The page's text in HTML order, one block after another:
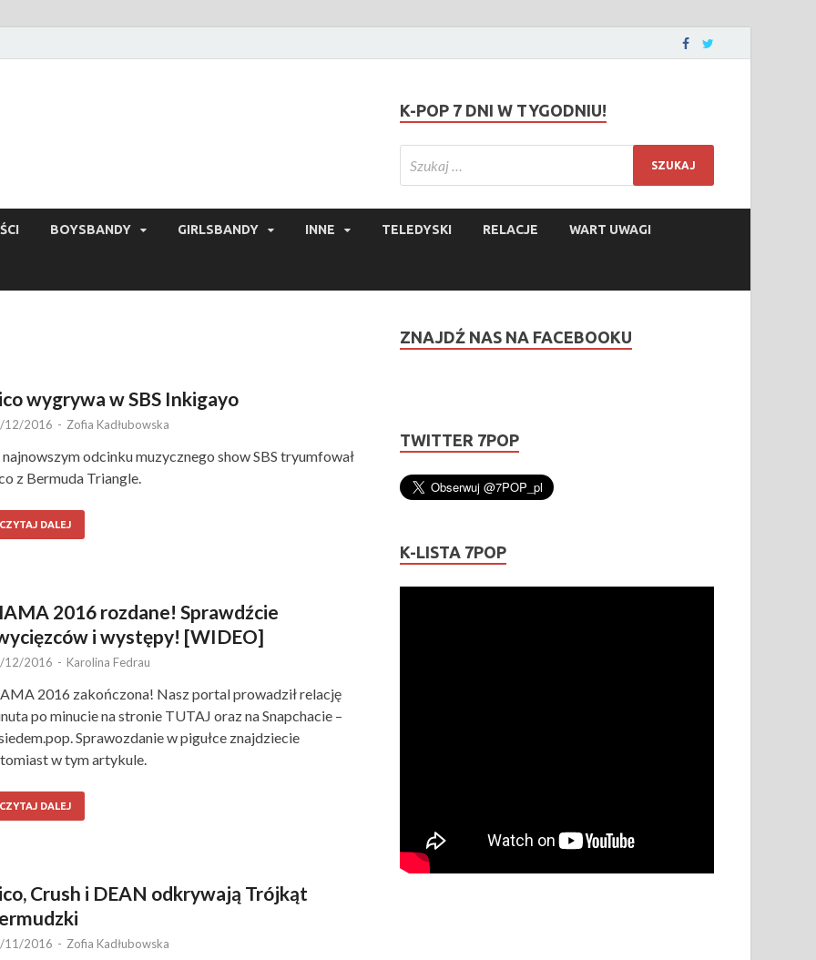
K-POP 7 DNI W TYGODNIU!
BOYSBANDY GIRLSBANDY INNE TELEDYSKI RELACJE WART UWAGI
wygrywa w SBS Inkigayo
12/2016 - Zofia Kadłubowska
odcinku muzycznego show SBS tryumfował
z Bermuda Triangle.
CZYTAJ DALEJ
2016 rozdane! Sprawdźcie
i występy! [WIDEO]
12/2016 - Karolina Fedrau
2016 zakończona! Nasz portal prowadził relację
po minucie na stronie TUTAJ oraz na Snapchacie –
Sprawozdanie w pigułce znajdziecie
w tym artykule.
CZYTAJ DALEJ
Crush i DEAN odkrywają Trójkąt
11/2016 - Zofia Kadłubowska
ZNAJDŹ NAS NA FACEBOOKU
TWITTER 7POP
K-LISTA 7POP